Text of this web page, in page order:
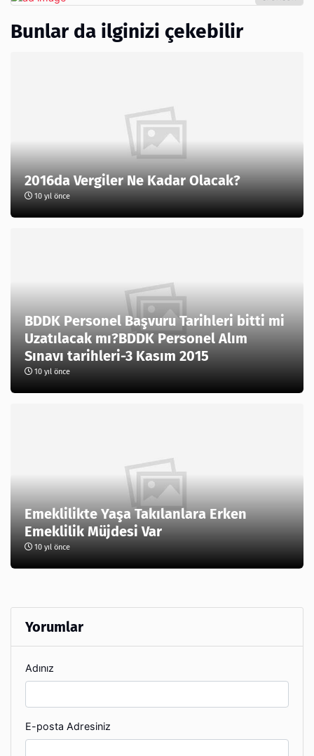
Bunlar da ilginizi çekebilir
2016da Vergiler Ne Kadar Olacak?
10 yıl önce
BDDK Personel Başvuru Tarihleri bitti mi
Uzatılacak mı?BDDK Personel Alım
Sınavı tarihleri-3 Kasım 2015
10 yıl önce
Emeklilikte Yaşa Takılanlara Erken
Emeklilik Müjdesi Var
10 yıl önce
Yorumlar
Adınız
E-posta Adresiniz